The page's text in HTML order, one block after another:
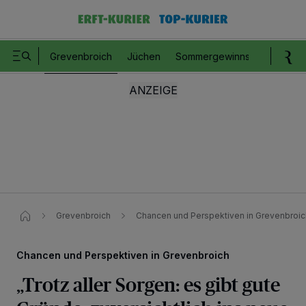
Grevenbroich Jüchen Sommergewinnspiel
Grevenbroich Chancen und Perspektiven in
Chancen und Perspektiven in Grevenbroich
„Trotz aller Sorgen: es gibt gute